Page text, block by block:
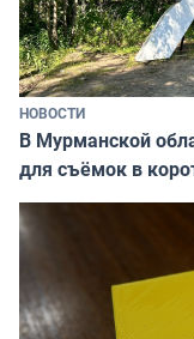
НОВОСТИ
В Мурманской
для съёмок в